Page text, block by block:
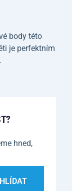
body této
je perfektním
hned,